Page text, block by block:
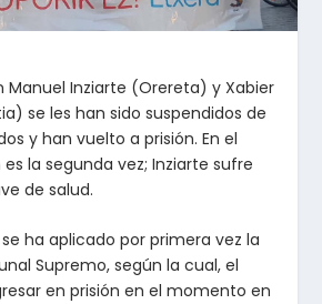
Manuel Inziarte (Orereta) y Xabier
se les han sido suspendidos de
y han vuelto a prisión. En el
la segunda vez; Inziarte sufre
de salud.
ha aplicado por primera vez la
Supremo, según la cual, el
en prisión en el momento en